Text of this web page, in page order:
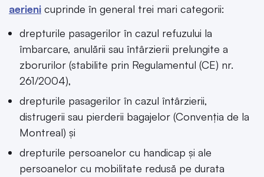
aerieni cuprinde în general trei mari categorii:
drepturile pasagerilor în cazul refuzului la
îmbarcare, anulării sau întârzierii prelungite a
zborurilor (stabilite prin Regulamentul (CE) nr.
261/2004),
drepturile pasagerilor în cazul întârzierii,
distrugerii sau pierderii bagajelor (Convenţia de la
Montreal) şi
drepturile persoanelor cu handicap şi ale
persoanelor cu mobilitate redusă pe durata